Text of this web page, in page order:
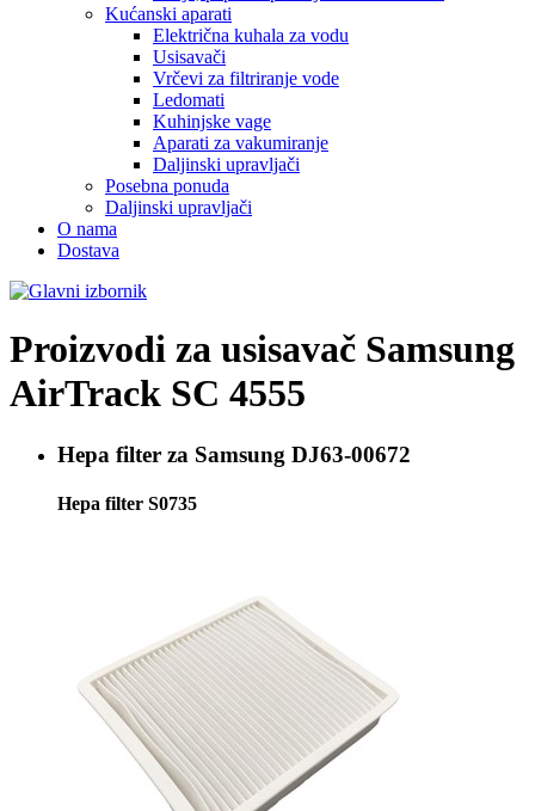
Kućanski aparati
Električna kuhala za vodu
Usisavači
Vrčevi za filtriranje vode
Ledomati
Kuhinjske vage
Aparati za vakumiranje
Daljinski upravljači
Posebna ponuda
Daljinski upravljači
O nama
Dostava
Proizvodi za usisavač Samsung
AirTrack SC 4555
Hepa filter za Samsung DJ63-00672
Hepa filter S0735